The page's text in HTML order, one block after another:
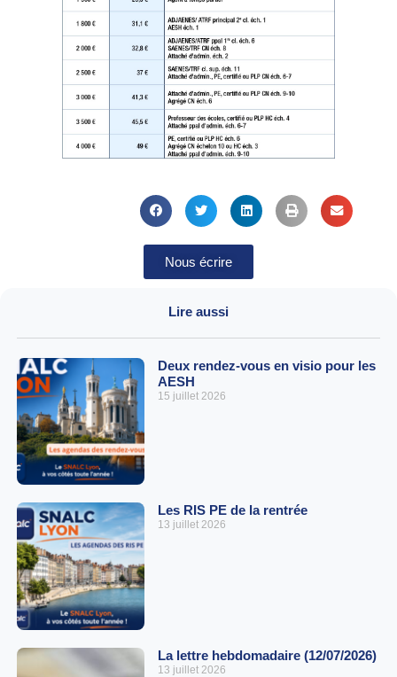
Nous écrire
Lire aussi
Deux rendez-vous en visio pour les
AESH
15 juillet 2026
Les RIS PE de la rentrée
13 juillet 2026
La lettre hebdomadaire (12/07/2026)
13 juillet 2026